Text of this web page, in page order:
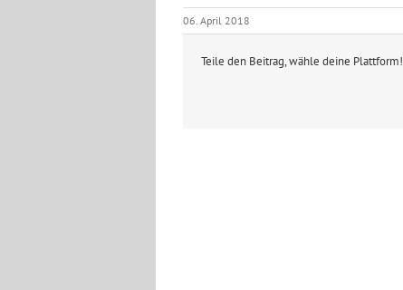
06. April 2018
Teile den Beitrag, wähle deine Plattform!